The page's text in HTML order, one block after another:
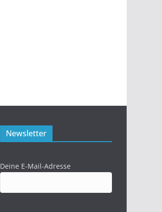
Newsletter
Deine E-Mail-Adresse